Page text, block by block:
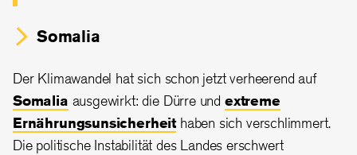
Somalia
Der Klimawandel hat sich schon jetzt verheerend auf
Somalia ausgewirkt: die Dürre und extreme
Ernährungsunsicherheithaben sich verschlimmert.
Die politische Instabilität des Landes erschwert